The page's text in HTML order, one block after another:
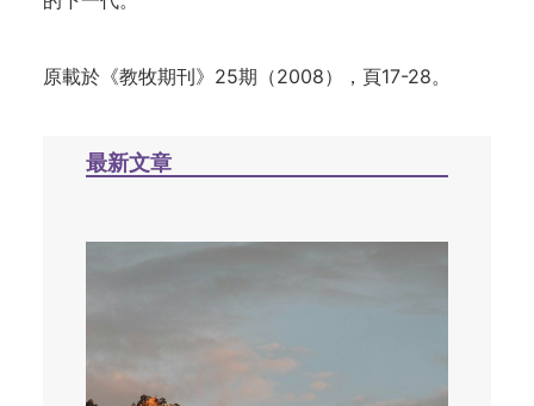
原載於《教牧期刊》25期（2008），頁17-28。
最新文章